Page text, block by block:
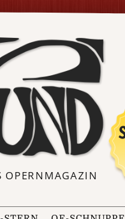
OPERNMAGAZIN